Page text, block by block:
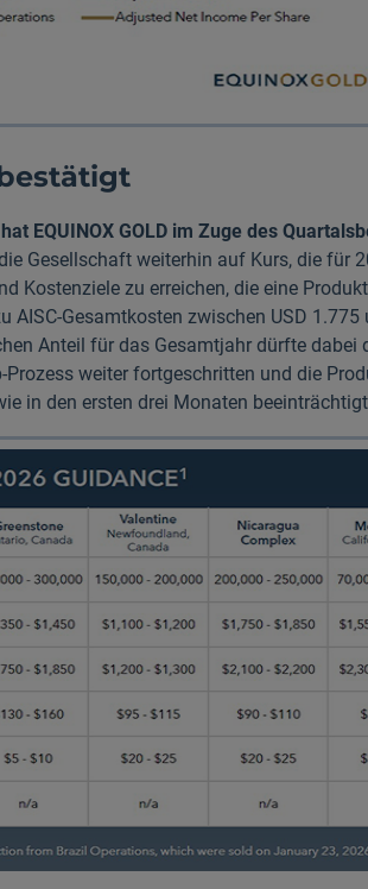
EQUINOX GOLD im Zuge des
Gesellschaft weiterhin auf Kurs, die für
Kostenziele zu erreichen, die eine
AISC-Gesamtkosten zwischen USD 1.775
Anteil für das Gesamtjahr dürfte dabei
Prozess weiter fortge­schritten und die
in den ersten drei Monaten